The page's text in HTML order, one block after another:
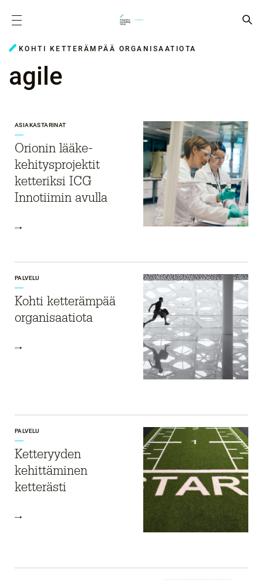
KOHTI KETTERÄMPÄÄ ORGANISAATIOTA
agile
ASIAKASTARINAT
Orionin lääke­
kehitysprojektit
ketteriksi ICG
Innotiimin avulla
PALVELU
Kohti ketterämpää
organisaatiota
PALVELU
Ketteryyden
kehittäminen
ketterästi